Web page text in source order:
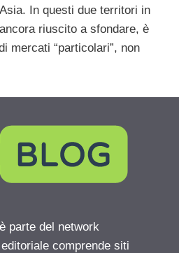
In questi due territori in
riuscito a sfondare, è
mercati “particolari”, non
parte del network
comprende siti